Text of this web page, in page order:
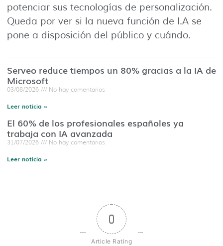
potenciar sus tecnologías de personalización.
Queda por ver si la nueva función de I.A se
pone a disposición del público y cuándo.
Serveo reduce tiempos un 80% gracias a la IA de
Microsoft
03/08/2026 No hay comentarios
Leer noticia »
El 60% de los profesionales españoles ya
trabaja con IA avanzada
31/07/2026 No hay comentarios
Leer noticia »
0
Article Rating